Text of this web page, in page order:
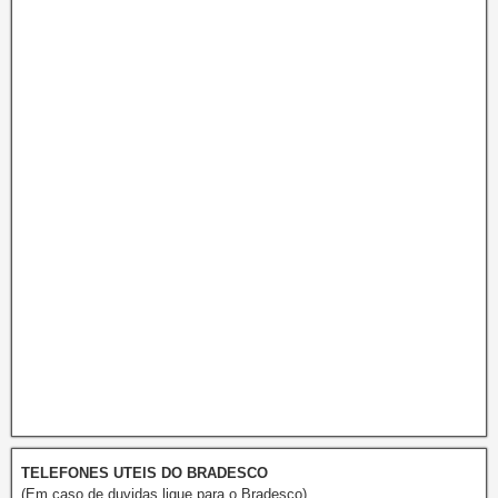
TELEFONES UTEIS DO BRADESCO
(Em caso de duvidas ligue para o Bradesco)